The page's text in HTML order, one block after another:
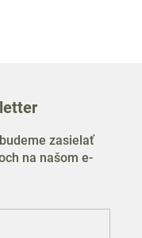
zasielať
na našom e-